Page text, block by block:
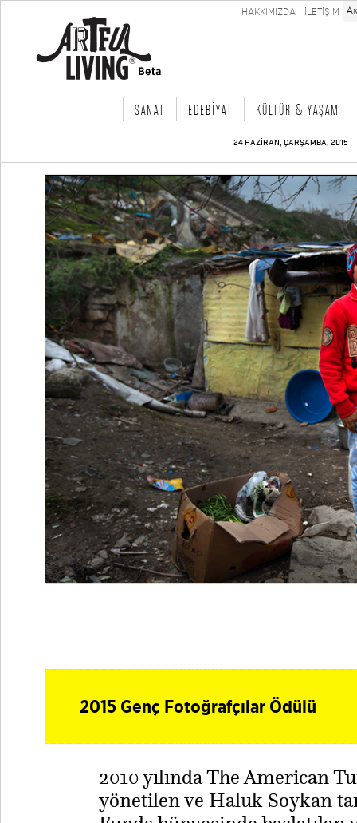
HAKKIMIZDA İLETİŞİM
SANAT EDEBİYAT KÜLTÜR & YAŞAM
24 HAZİRAN, ÇARŞAMBA, 2015
2015 Genç Fotoğrafçılar Ödülü
2010 yılında The American
yönetilen ve Haluk Soykan